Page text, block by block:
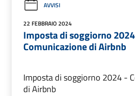
AVVISI
22 FEBBRAIO 2024
Imposta di soggiorno
Comunicazione di Airbnb
Imposta di soggiorno 2024 -
di Airbnb